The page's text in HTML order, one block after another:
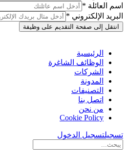
اسم العائلة *
البريد الإلكتروني *
انتقل إلى صفحة التقديم على وظيفة
الرئيسية
الوظائف الشاغرة
الشركات
المدونة
التصنيفات
اتصل بنا
من نحن
Cookie Policy
تسجيلتسجيل الدخول